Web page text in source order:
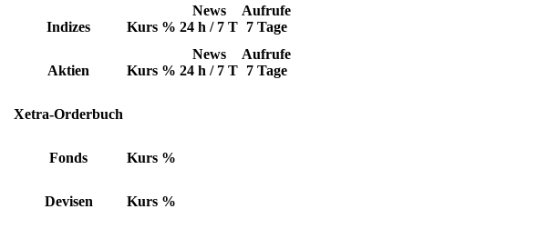
Indizes Kurs %
News
24 h / 7 T
Aufrufe
7 Tage
Aktien Kurs %
News
24 h / 7 T
Aufrufe
7 Tage
Xetra-Orderbuch
Fonds Kurs %
Devisen Kurs %